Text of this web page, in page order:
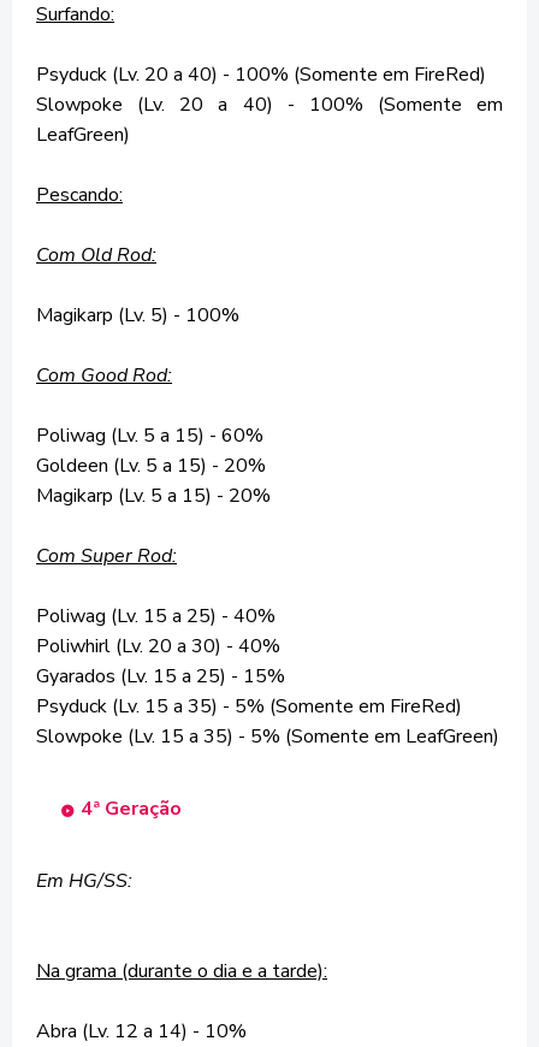
Surfando:
Psyduck (Lv. 20 a 40) - 100% (Somente em FireRed)
Slowpoke (Lv. 20 a 40) - 100% (Somente em
LeafGreen)
Pescando:
Com Old Rod:
Magikarp (Lv. 5) - 100%
Com Good Rod:
Poliwag (Lv. 5 a 15) - 60%
Goldeen (Lv. 5 a 15) - 20%
Magikarp (Lv. 5 a 15) - 20%
Com Super Rod:
Poliwag (Lv. 15 a 25) - 40%
Poliwhirl (Lv. 20 a 30) - 40%
Gyarados (Lv. 15 a 25) - 15%
Psyduck (Lv. 15 a 35) - 5% (Somente em FireRed)
Slowpoke (Lv. 15 a 35) - 5% (Somente em LeafGreen)
4ª Geração
Em HG/SS:
Na grama (durante o dia e a tarde):
Abra (Lv. 12 a 14) - 10%